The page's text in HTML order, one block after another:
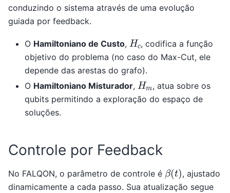
conduzindo o sistema através de uma evolução
guiada por feedback.
O Hamiltoniano de Custo, Hc , codifica a função
objetivo do problema (no caso do Max-Cut, ele
depende das arestas do grafo).
O Hamiltoniano Misturador, Hm , atua sobre os
qubits permitindo a exploração do espaço de
soluções.
Controle por Feedback
No FALQON, o parâmetro de controle é β(t), ajustado
dinamicamente a cada passo. Sua atualização segue